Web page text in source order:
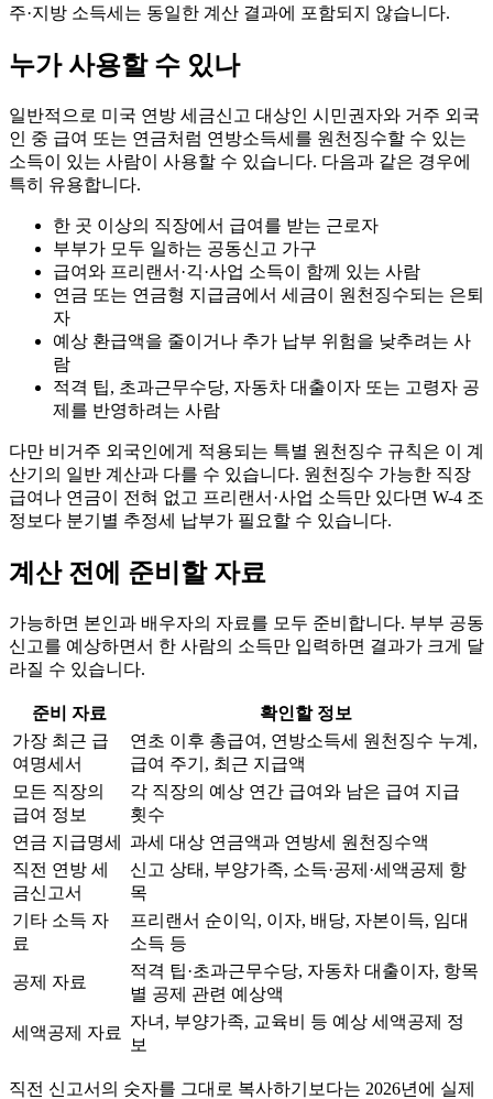
주·지방 소득세는 동일한 계산 결과에 포함되지 않습니다.
누가 사용할 수 있나
일반적으로 미국 연방 세금신고 대상인 시민권자와 거주 외국
인 중 급여 또는 연금처럼 연방소득세를 원천징수할 수 있는
소득이 있는 사람이 사용할 수 있습니다. 다음과 같은 경우에
특히 유용합니다.
한 곳 이상의 직장에서 급여를 받는 근로자
부부가 모두 일하는 공동신고 가구
급여와 프리랜서·긱·사업 소득이 함께 있는 사람
연금 또는 연금형 지급금에서 세금이 원천징수되는 은퇴
자
예상 환급액을 줄이거나 추가 납부 위험을 낮추려는 사
람
적격 팁, 초과근무수당, 자동차 대출이자 또는 고령자 공
제를 반영하려는 사람
다만 비거주 외국인에게 적용되는 특별 원천징수 규칙은 이 계
산기의 일반 계산과 다를 수 있습니다. 원천징수 가능한 직장
급여나 연금이 전혀 없고 프리랜서·사업 소득만 있다면 W-4 조
정보다 분기별 추정세 납부가 필요할 수 있습니다.
계산 전에 준비할 자료
가능하면 본인과 배우자의 자료를 모두 준비합니다. 부부 공동
신고를 예상하면서 한 사람의 소득만 입력하면 결과가 크게 달
라질 수 있습니다.
준비 자료
확인할 정보
가장 최근 급
여명세서
연초 이후 총급여, 연방소득세 원천징수 누계,
급여 주기, 최근 지급액
모든 직장의
급여 정보
각 직장의 예상 연간 급여와 남은 급여 지급
횟수
연금 지급명세
과세 대상 연금액과 연방세 원천징수액
직전 연방 세
금신고서
신고 상태, 부양가족, 소득·공제·세액공제 항
목
기타 소득 자
료
프리랜서 순이익, 이자, 배당, 자본이득, 임대
소득 등
공제 자료
적격 팁·초과근무수당, 자동차 대출이자, 항목
별 공제 관련 예상액
세액공제 자료
자녀, 부양가족, 교육비 등 예상 세액공제 정
보
직전 신고서의 숫자를 그대로 복사하기보다는 2026년에 실제